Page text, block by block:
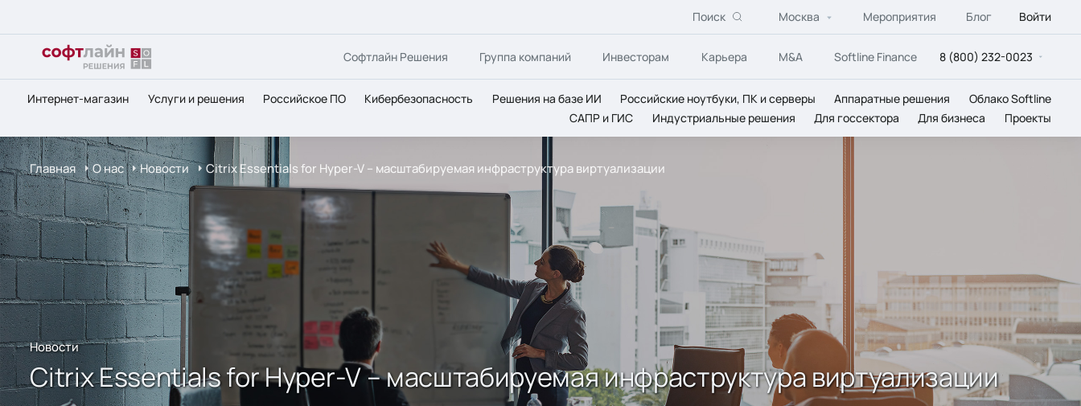
Поиск Москва Мероприятия Блог Войти
Софтлайн Решения Группа компаний Инвесторам Карьера M&A Softline Finance 8 (800) 232-0023
Интернет-магазин Услуги и решения Российское ПО Кибербезопасность Решения на базе ИИ Российские ноутбуки, ПК и серверы Аппаратные решения
Облако Softline
САПР и ГИС
Индустриальные решения Для госсектора Для бизнеса Проекты
Главная О нас Новости Citrix Essentials for Hyper-V – масштабируемая инфраструктура виртуализации
Новости
Citrix Essentials for Hyper-V – масштабируемая инфраструктура виртуализации